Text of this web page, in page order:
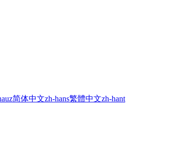
uz简体中文zh-hans繁體中文zh-hant